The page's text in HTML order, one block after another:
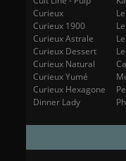
Curieux
Curieux 1900
Curieux Astrale
Curieux Dessert
Curieux Natural
Curieux Yumé
Curieux Hexagone
Dinner Lady